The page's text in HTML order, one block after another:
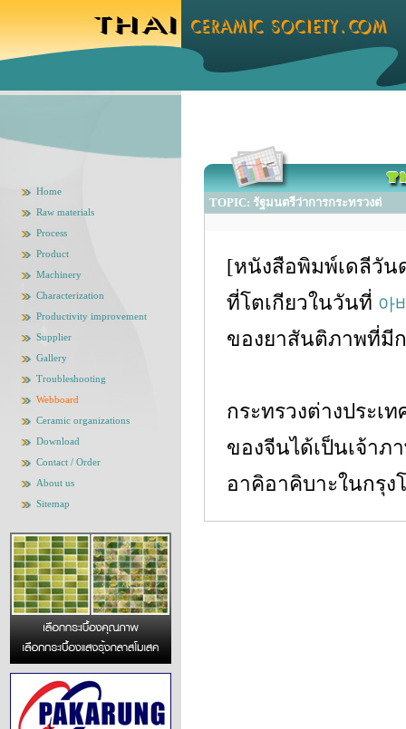
Home
Raw materials
Process
Product
Machinery
Characterization
Productivity improvement
Supplier
Gallery
Troubleshooting
Webboard
Ceramic organizations
Download
Contact / Order
About us
Sitemap
TOPIC: รัฐมนตรีว่าการกระทรวงต่
[หนังสือพิมพ์เดลีวัน
ที่โตเกียวในวันที่ 아
ของยาสันติภาพที่มี
กระทรวงต่างประเ
ของจีนได้เป็นเจ้าภ
อาคิอาคิบาะในกรุง